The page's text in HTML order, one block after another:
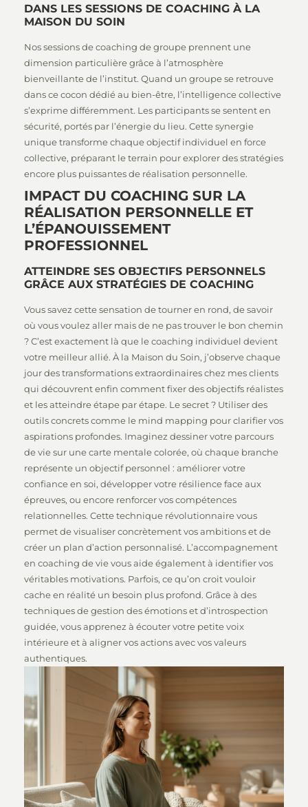
DANS LES SESSIONS DE COACHING À LA
MAISON DU SOIN
Nos sessions de coaching de groupe prennent une
dimension particulière grâce à l’atmosphère
bienveillante de l’institut. Quand un groupe se retrouve
dans ce cocon dédié au bien-être, l’intelligence collective
s’exprime différemment. Les participants se sentent en
sécurité, portés par l’énergie du lieu. Cette synergie
unique transforme chaque objectif individuel en force
collective, préparant le terrain pour explorer des stratégies
encore plus puissantes de réalisation personnelle.
IMPACT DU COACHING SUR LA
RÉALISATION PERSONNELLE ET
L’ÉPANOUISSEMENT
PROFESSIONNEL
ATTEINDRE SES OBJECTIFS PERSONNELS
GRÂCE AUX STRATÉGIES DE COACHING
Vous savez cette sensation de tourner en rond, de savoir
où vous voulez aller mais de ne pas trouver le bon chemin
? C’est exactement là que le coaching individuel devient
votre meilleur allié. À la Maison du Soin, j’observe chaque
jour des transformations extraordinaires chez mes clients
qui découvrent enfin comment fixer des objectifs réalistes
et les atteindre étape par étape. Le secret ? Utiliser des
outils concrets comme le mind mapping pour clarifier vos
aspirations profondes. Imaginez dessiner votre parcours
de vie sur une carte mentale colorée, où chaque branche
représente un objectif personnel : améliorer votre
confiance en soi, développer votre résilience face aux
épreuves, ou encore renforcer vos compétences
relationnelles. Cette technique révolutionnaire vous
permet de visualiser concrètement vos ambitions et de
créer un plan d’action personnalisé. L’accompagnement
en coaching de vie vous aide également à identifier vos
véritables motivations. Parfois, ce qu’on croit vouloir
cache en réalité un besoin plus profond. Grâce à des
techniques de gestion des émotions et d’introspection
guidée, vous apprenez à écouter votre petite voix
intérieure et à aligner vos actions avec vos valeurs
authentiques.